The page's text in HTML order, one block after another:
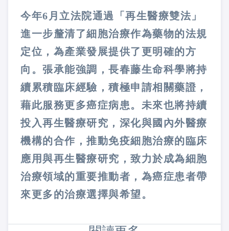
今年6月立法院通過「再生醫療雙法」
進一步釐清了細胞治療作為藥物的法規
定位，為產業發展提供了更明確的方
向。張承能強調，長春藤生命科學將持
續累積臨床經驗，積極申請相關藥證，
藉此服務更多癌症病患。未來也將持續
投入再生醫療研究，深化與國內外醫療
機構的合作，推動免疫細胞治療的臨床
應用與再生醫療研究，致力於成為細胞
治療領域的重要推動者，為癌症患者帶
來更多的治療選擇與希望。